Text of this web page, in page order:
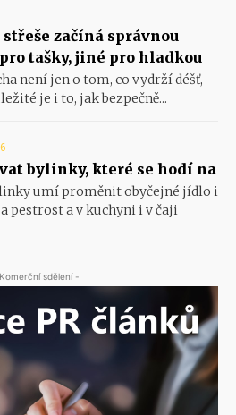
začíná správnou
tašky, jiné pro hladkou
není jen o tom, co vydrží déšť,
je i to, jak bezpečně...
bylinky, které se hodí na
umí proměnit obyčejné jídlo i
pestrost a v kuchyni i v čaji
sdělení -